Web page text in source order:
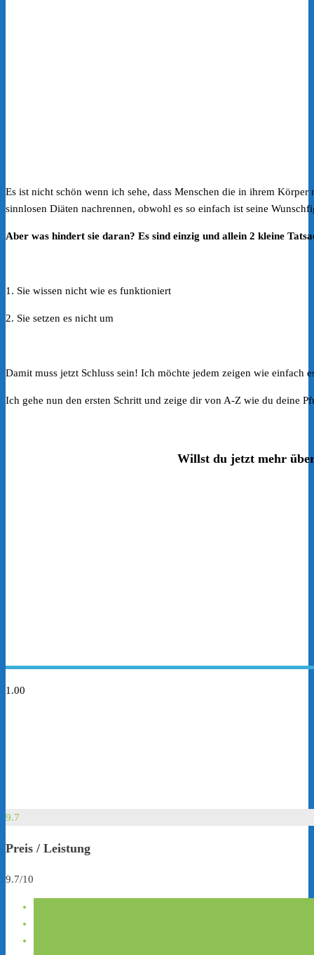
Es ist nicht schön wenn ich sehe, dass Menschen die in ihrem
sinnlosen Diäten nachrennen, obwohl es so einfach ist seine
Aber was hindert sie daran? Es sind einzig und allein 2 kleine
1. Sie wissen nicht wie es funktioniert
2. Sie setzen es nicht um
Damit muss jetzt Schluss sein! Ich möchte jedem zeigen wie einfach
Ich gehe nun den ersten Schritt und zeige dir von A-Z wie du deine
Willst du jetzt mehr
1.00
9.7
Preis / Leistung
9.7/10